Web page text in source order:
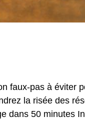
faux-pas à éviter
la risée des
dans 50 minutes